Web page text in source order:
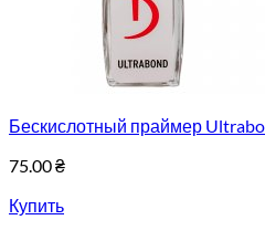
Бескислотный праймер
75.00₴
Купить